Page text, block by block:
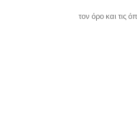
τον όρο και τις